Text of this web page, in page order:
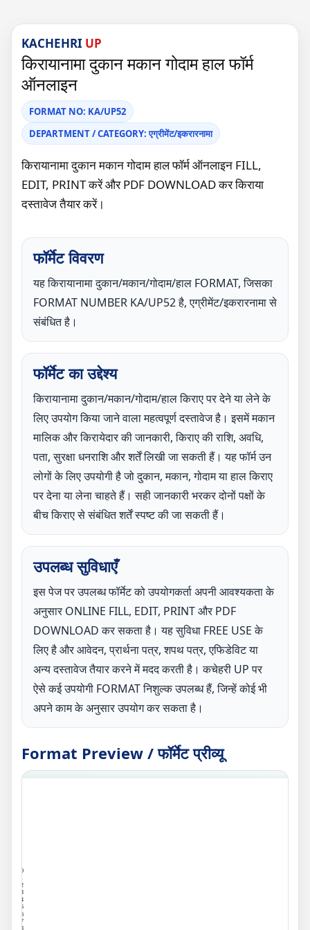
KACHEHRI UP
किरायानामा दुकान मकान गोदाम हाल फॉर्म
ऑनलाइन
FORMAT NO: KA/UP52
DEPARTMENT / CATEGORY: एग्रीमेंट/इकरारनामा
किरायानामा दुकान मकान गोदाम हाल फॉर्म ऑनलाइन FILL,
EDIT, PRINT करें और PDF DOWNLOAD कर किराया
दस्तावेज तैयार करें।
फॉर्मेट विवरण
यह किरायानामा दुकान/मकान/गोदाम/हाल FORMAT, जिसका
FORMAT NUMBER KA/UP52 है, एग्रीमेंट/इकरारनामा से
संबंधित है।
फॉर्मेट का उद्देश्य
किरायानामा दुकान/मकान/गोदाम/हाल किराए पर देने या लेने के
लिए उपयोग किया जाने वाला महत्वपूर्ण दस्तावेज है। इसमें मकान
मालिक और किरायेदार की जानकारी, किराए की राशि, अवधि,
पता, सुरक्षा धनराशि और शर्तें लिखी जा सकती हैं। यह फॉर्म उन
लोगों के लिए उपयोगी है जो दुकान, मकान, गोदाम या हाल किराए
पर देना या लेना चाहते हैं। सही जानकारी भरकर दोनों पक्षों के
बीच किराए से संबंधित शर्तें स्पष्ट की जा सकती हैं।
उपलब्ध सुविधाएँ
इस पेज पर उपलब्ध फॉर्मेट को उपयोगकर्ता अपनी आवश्यकता के
अनुसार ONLINE FILL, EDIT, PRINT और PDF
DOWNLOAD कर सकता है। यह सुविधा FREE USE के
लिए है और आवेदन, प्रार्थना पत्र, शपथ पत्र, एफिडेविट या
अन्य दस्तावेज तैयार करने में मदद करती है। कचेहरी UP पर
ऐसे कई उपयोगी FORMAT निशुल्क उपलब्ध हैं, जिन्हें कोई भी
अपने काम के अनुसार उपयोग कर सकता है।
Format Preview / फॉर्मेट प्रीव्यू
10
11
12
13
14
15
16
17
18